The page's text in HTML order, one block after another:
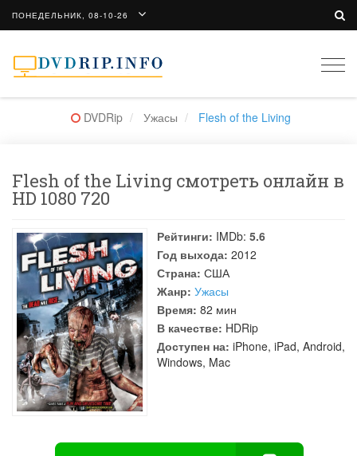
ПОНЕДЕЛЬНИК, 08-10-26
DVDRip Ужасы Flesh of the Living
Flesh of the Living смотреть онлайн в
HD 1080 720
Рейтинги: IMDb: 5.6
Год выхода: 2012
Страна: США
Жанр: Ужасы
Время: 82 мин
В качестве: HDRip
Доступен на: iPhone, iPad, Android,
Windows, Mac